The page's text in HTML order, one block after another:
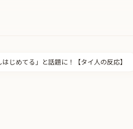
じめてる」と話題に！【タイ人の反応】